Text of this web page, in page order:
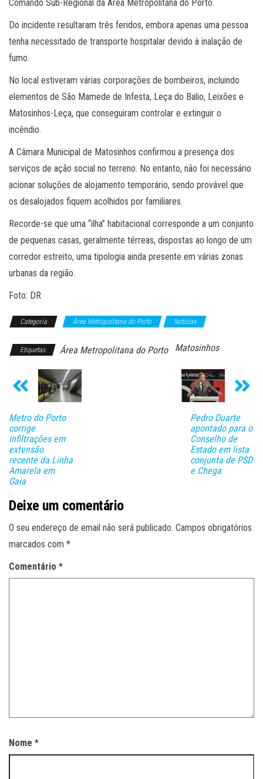
Comando Sub-Regional da Área Metropolitana do Porto.
Do incidente resultaram três feridos, embora apenas uma pessoa
tenha necessitado de transporte hospitalar devido à inalação de
fumo.
No local estiveram várias corporações de bombeiros, incluindo
elementos de São Mamede de Infesta, Leça do Balio, Leixões e
Matosinhos-Leça, que conseguiram controlar e extinguir o
incêndio.
A Câmara Municipal de Matosinhos confirmou a presença dos
serviços de ação social no terreno. No entanto, não foi necessário
acionar soluções de alojamento temporário, sendo provável que
os desalojados fiquem acolhidos por familiares.
Recorde-se que uma “ilha” habitacional corresponde a um conjunto
de pequenas casas, geralmente térreas, dispostas ao longo de um
corredor estreito, uma tipologia ainda presente em várias zonas
urbanas da região.
Foto: DR
Categoria Área Metropolitana do Porto Notícias
Etiquetas Área Metropolitana do Porto Matosinhos
Metro do Porto
corrige
infiltrações em
extensão
recente da Linha
Amarela em
Gaia
Pedro Duarte
apontado para o
Conselho de
Estado em lista
conjunta de PSD
e Chega
Deixe um comentário
O seu endereço de email não será publicado. Campos obrigatórios
marcados com *
Comentário *
Nome *